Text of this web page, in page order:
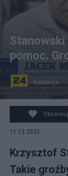
Stanowski
pomoc.
Redakcja
11.12.2025
Krzysztof
Takie